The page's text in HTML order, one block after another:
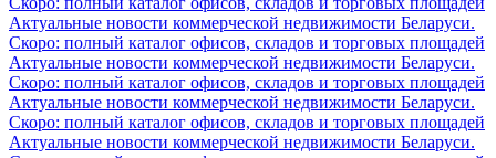
Актуальные новости коммерческой недвижимости Беларуси.
Скоро: полный каталог офисов, складов и торговых площадей
Актуальные новости коммерческой недвижимости Беларуси.
Скоро: полный каталог офисов, складов и торговых площадей
Актуальные новости коммерческой недвижимости Беларуси.
Скоро: полный каталог офисов, складов и торговых площадей
Актуальные новости коммерческой недвижимости Беларуси.